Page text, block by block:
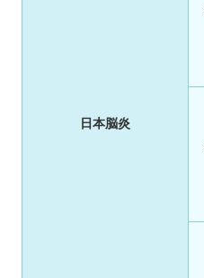
日本脳炎